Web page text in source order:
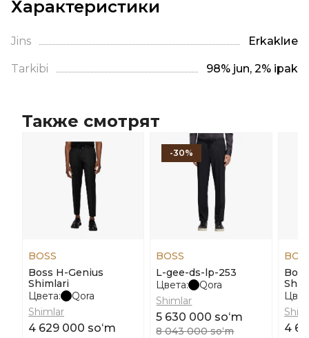
Характеристики
Jins Erkaklие
Tarkibi 98% jun, 2% ipak
Также смотрят
BOSS
Boss H-Genius
Shimlari
Цвета:
Qora
Shimlar
4 629 000 soʻm
-30%
BOSS
L-gee-ds-lp-253
Цвета:
Qora
Shimlar
5 630 000 soʻm
8 043 000 soʻm 4